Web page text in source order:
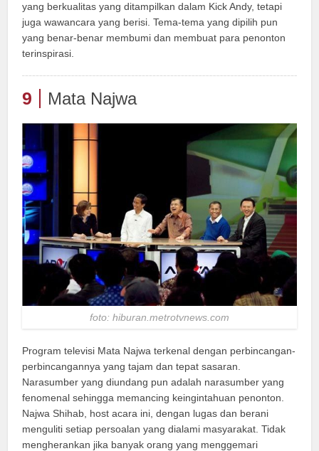
yang berkualitas yang ditampilkan dalam Kick Andy, tetapi
juga wawancara yang berisi. Tema-tema yang dipilih pun
yang benar-benar membumi dan membuat para penonton
terinspirasi.
9 Mata Najwa
foto: hiburan.metrotvnews.com
Program televisi Mata Najwa terkenal dengan perbincangan-
perbincangannya yang tajam dan tepat sasaran.
Narasumber yang diundang pun adalah narasumber yang
fenomenal sehingga memancing keingintahuan penonton.
Najwa Shihab, host acara ini, dengan lugas dan berani
menguliti setiap persoalan yang dialami masyarakat. Tidak
mengherankan jika banyak orang yang menggemari